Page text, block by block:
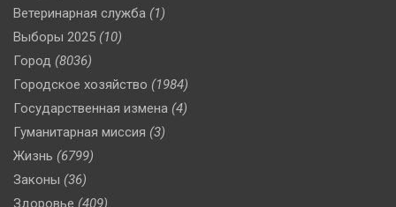
Ветеринарная служба (1)
Выборы 2025 (10)
Город (8036)
Городское хозяйство (1984)
Государственная измена (4)
Гуманитарная миссия (3)
Жизнь (6799)
Законы (36)
Здоровье (409)